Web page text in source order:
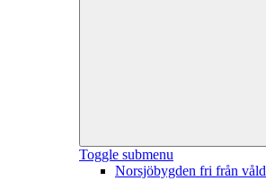
Toggle submenu
Norsjöbygden fri från våld